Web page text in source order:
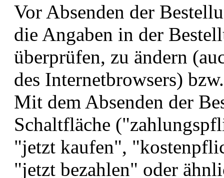
Vor Absenden der
die Angaben in der
überprüfen, zu ändern
des Internetbrowsers)
Mit dem Absenden der
Schaltfläche
"jetzt kaufen",
"jetzt bezahlen" oder